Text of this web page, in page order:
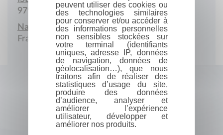
979-10-986579
Nationalité :
France
peuvent utiliser des cookies ou
des technologies similaires
pour conserver et/ou accéder à
des informations personnelles
non sensibles stockées sur
votre terminal (identifiants
uniques, adresse IP, données
de navigation, données de
géolocalisation…), que nous
traitons afin de réaliser des
statistiques d’usage du site,
produire des données
d’audience, analyser et
améliorer l’expérience
utilisateur, développer et
améliorer nos produits.